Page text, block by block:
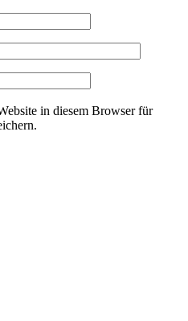
in diesem Browser für